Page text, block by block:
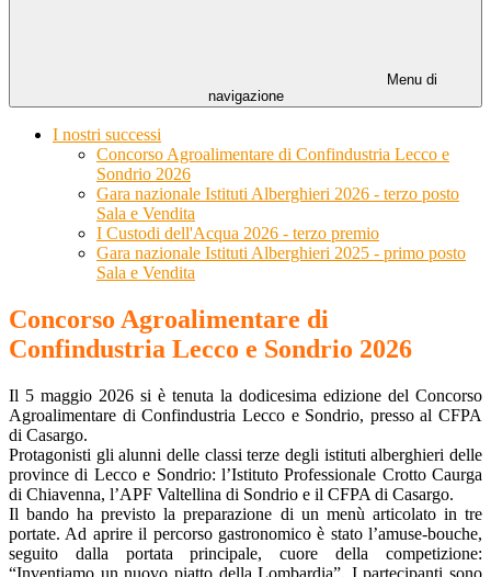
Menu di
navigazione
I nostri successi
Concorso Agroalimentare di Confindustria Lecco e
Sondrio 2026
Gara nazionale Istituti Alberghieri 2026 - terzo posto
Sala e Vendita
I Custodi dell'Acqua 2026 - terzo premio
Gara nazionale Istituti Alberghieri 2025 - primo posto
Sala e Vendita
Concorso Agroalimentare di
Confindustria Lecco e Sondrio 2026
Il 5 maggio 2026 si è tenuta la dodicesima edizione del Concorso
Agroalimentare di Confindustria Lecco e Sondrio, presso al CFPA
di Casargo.
Protagonisti gli alunni delle classi terze degli istituti alberghieri delle
province di Lecco e Sondrio: l’Istituto Professionale Crotto Caurga
di Chiavenna, l’APF Valtellina di Sondrio e il CFPA di Casargo.
Il bando ha previsto la preparazione di un menù articolato in tre
portate. Ad aprire il percorso gastronomico è stato l’amuse-bouche,
seguito dalla portata principale, cuore della competizione: